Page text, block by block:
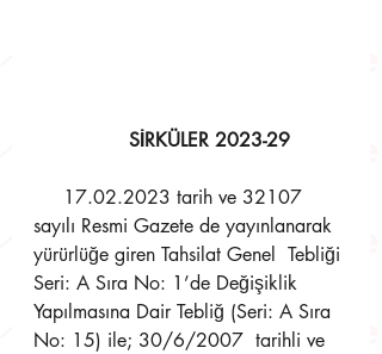
        	SİRKÜLER 2023-29
sayılı Resmi Gazete de yayınlanarak
yürürlüğe giren Tahsilat Genel  Tebliği
Seri: A Sıra No: 1’de Değişiklik
Yapılmasına Dair Tebliğ (Seri: A Sıra
No: 15) ile; 30/6/2007  tarihli ve